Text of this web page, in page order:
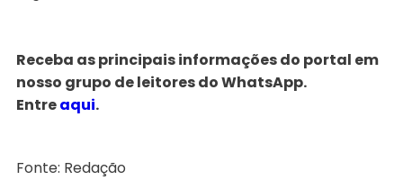
Receba as principais informações do portal em
nosso grupo de leitores do WhatsApp.
Entreaqui.
Fonte: Redação